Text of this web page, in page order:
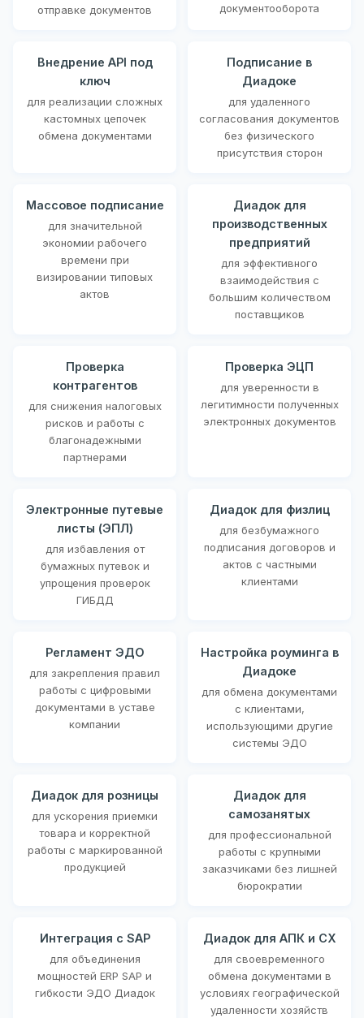
отправке документов
документооборота
Внедрение API под
ключ
для реализации сложных
кастомных цепочек
обмена документами
Подписание в
Диадоке
для удаленного
согласования документов
без физического
присутствия сторон
Массовое подписание
для значительной
экономии рабочего
времени при
визировании типовых
актов
Диадок для
производственных
предприятий
для эффективного
взаимодействия с
большим количеством
поставщиков
Проверка
контрагентов
для снижения налоговых
рисков и работы с
благонадежными
партнерами
Проверка ЭЦП
для уверенности в
легитимности полученных
электронных документов
Электронные путевые
листы (ЭПЛ)
для избавления от
бумажных путевок и
упрощения проверок
ГИБДД
Диадок для физлиц
для безбумажного
подписания договоров и
актов с частными
клиентами
Регламент ЭДО
для закрепления правил
работы с цифровыми
документами в уставе
компании
Настройка роуминга в
Диадоке
для обмена документами
с клиентами,
использующими другие
системы ЭДО
Диадок для розницы
для ускорения приемки
товара и корректной
работы с маркированной
продукцией
Диадок для
самозанятых
для профессиональной
работы с крупными
заказчиками без лишней
бюрократии
Интеграция с SAP
для объединения
мощностей ERP SAP и
гибкости ЭДО Диадок
Диадок для АПК и СХ
для своевременного
обмена документами в
условиях географической
удаленности хозяйств